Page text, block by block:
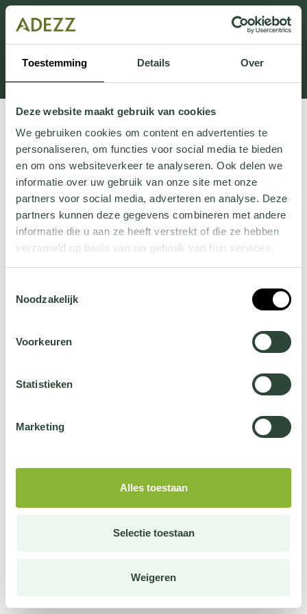
Toestemming Details Over
Deze website maakt gebruik van cookies
We gebruiken cookies om content en advertenties te
personaliseren, om functies voor social media te bieden
en om ons websiteverkeer te analyseren. Ook delen we
informatie over uw gebruik van onze site met onze
partners voor social media, adverteren en analyse. Deze
partners kunnen deze gegevens combineren met andere
informatie die u aan ze heeft verstrekt of die ze hebben
verzameld op basis van uw gebruik van hun services.
jehier.
Noodzakelijk
Voorkeuren
Statistieken
Marketing
Alles toestaan
Selectie toestaan
Weigeren
This section is currently under maintenance.
If you are missing information, you can call us at +31
413 745 423 or email us at